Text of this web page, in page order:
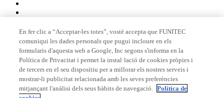
Membre de
Acreditacions
En fer clic a “Acceptar-les totes”, vostè accepta que FUNITEC
comuniqui les dades personals que pugui incloure en els
formularis d'aquesta web a Google, Inc segons s'informa en la
Política de Privacitat i permet la instal·lació de cookies pròpies i
de tercers en el seu dispositiu per a millorar els nostres serveis i
mostrar-li publicitat relacionada amb les seves preferències
mitjançant l'anàlisi dels seus hàbits de navegació. Política de